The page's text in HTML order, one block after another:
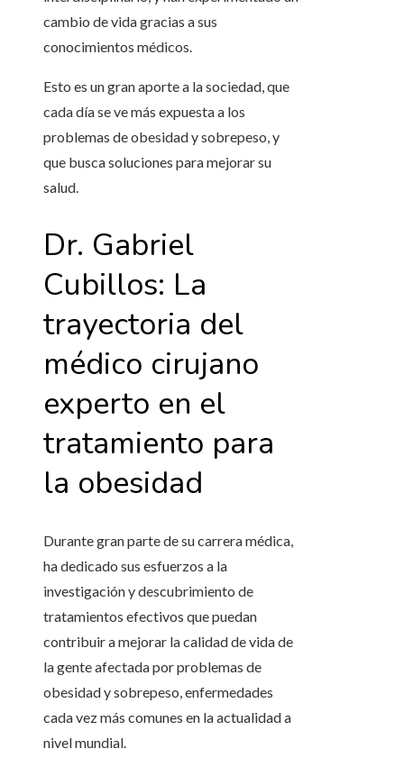
cambio de vida gracias a sus
conocimientos médicos.
Esto es un gran aporte a la sociedad, que
cada día se ve más expuesta a los
problemas de obesidad y sobrepeso, y
que busca soluciones para mejorar su
salud.
Dr. Gabriel
Cubillos: La
trayectoria del
médico cirujano
experto en el
tratamiento para
la obesidad
Durante gran parte de su carrera médica,
ha dedicado sus esfuerzos a la
investigación y descubrimiento de
tratamientos efectivos que puedan
contribuir a mejorar la calidad de vida de
la gente afectada por problemas de
obesidad y sobrepeso, enfermedades
cada vez más comunes en la actualidad a
nivel mundial.